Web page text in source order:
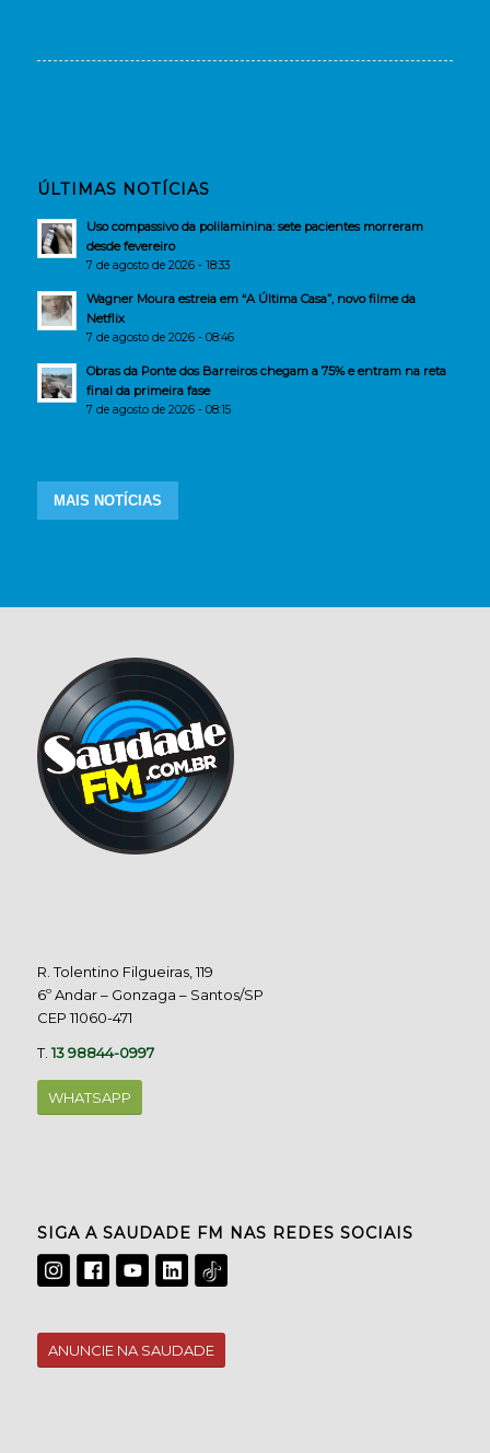
ÚLTIMAS NOTÍCIAS
Uso compassivo da polilaminina: sete pacientes morreram
desde fevereiro
7 de agosto de 2026 - 18:33
Wagner Moura estreia em “A Última Casa”, novo filme da
Netflix
7 de agosto de 2026 - 08:46
Obras da Ponte dos Barreiros chegam a 75% e entram na reta
final da primeira fase
7 de agosto de 2026 - 08:15
MAIS NOTÍCIAS
R. Tolentino Filgueiras, 119
6º Andar – Gonzaga – Santos/SP
CEP 11060-471
T.13 98844-0997
WHATSAPP
SIGA A SAUDADE FM NAS REDES SOCIAIS
ANUNCIE NA SAUDADE